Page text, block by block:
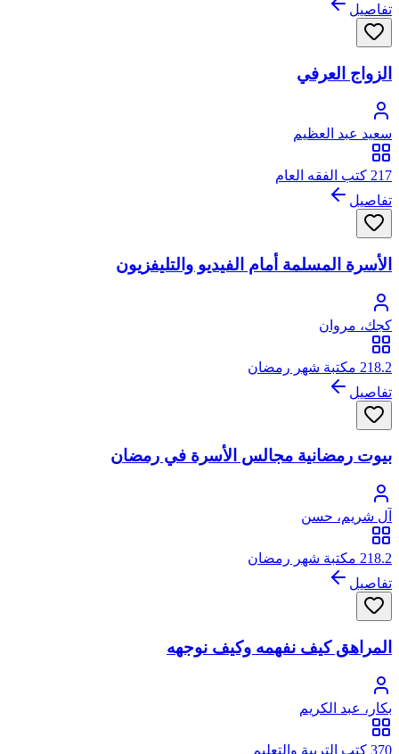
تفاصيل
الزواج العرفي
سعيد عبد العظيم
217 كتب الفقه العام
تفاصيل
الأسرة المسلمة أمام الفيديو والتليفزيون
كجك، مروان
218.2 مكتبة شهر رمضان
تفاصيل
بيوت رمضانية مجالس الأسرة في رمضان
آل شريم، حسن
218.2 مكتبة شهر رمضان
تفاصيل
المراهق كيف نفهمه وكيف نوجهه
بكار، عبد الكريم
370 كتب التربية والتعليم